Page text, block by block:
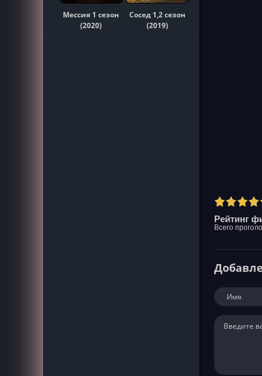
Мессия 1 сезон
(2020)
Сосед 1,2 сезон
(2019)
Рейтинг
Всего